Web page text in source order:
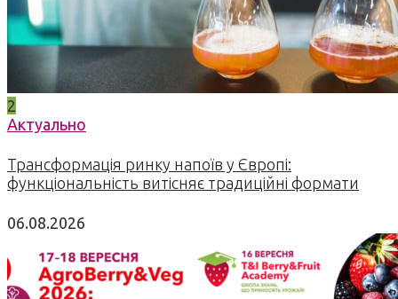
2
Актуально
Трансформація ринку напоїв у Європі:
функціональність витісняє традиційні формати
06.08.2026